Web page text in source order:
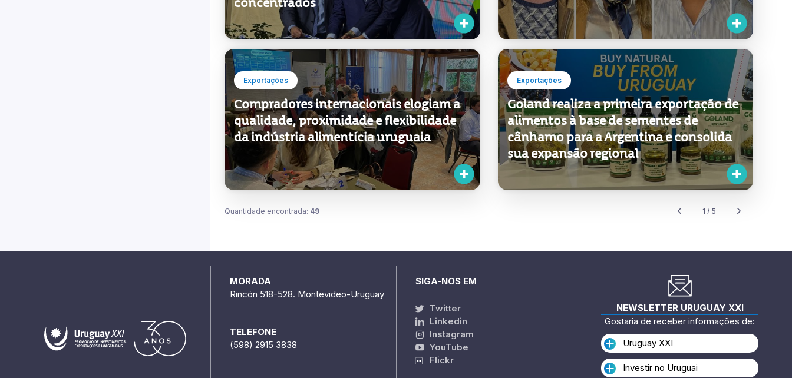
Exportações
Compradores internacionais elogiam a
qualidade, proximidade e flexibilidade
da indústria alimentícia uruguaia
Exportações
Goland realiza a primeira exportação de
alimentos à base de sementes de
cânhamo para a Argentina e consolida
sua expansão regional
Quantidade encontrada:49 1 / 5
MORADA
Rincón 518-528. Montevideo-Uruguay
TELEFONE
(598) 2915 3838
SIGA-NOS EM
Twitter
Linkedin
Instagram
YouTube
Flickr
NEWSLETTER URUGUAY XXI
Gostaria de receber informações de:
Uruguay XXI
Investir no Uruguai